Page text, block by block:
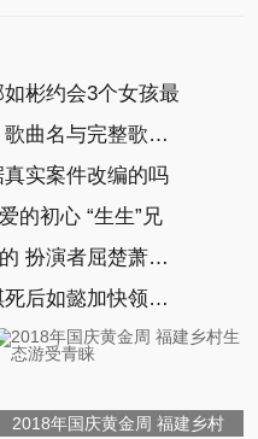
彬约会3个女孩最
幻乐之城朱一龙唱的歌是什么 歌曲名与完整歌词介绍
真实案件改编的吗
的初心 “生生”兄
如懿传成年的五阿哥永琪谁演的 扮演者屈楚萧个人
如懿传如懿是第几集死的 永琪死后如懿加快领盒饭
2018年国庆黄金周 福建乡村